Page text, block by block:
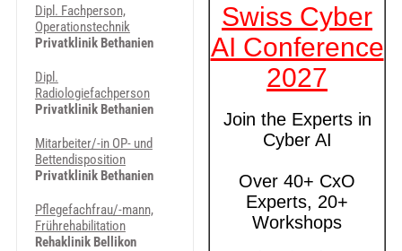
Dipl. Fachperson,
Operationstechnik
Privatklinik Bethanien
Dipl.
Radiologiefachperson
Privatklinik Bethanien
Mitarbeiter/-in OP- und
Bettendisposition
Privatklinik Bethanien
Pflegefachfrau/-mann,
Frührehabilitation
Rehaklinik Bellikon